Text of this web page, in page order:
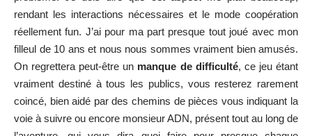
rendant les interactions nécessaires et le mode coopération
réellement fun. J’ai pour ma part presque tout joué avec mon
filleul de 10 ans et nous nous sommes vraiment bien amusés.
On regrettera peut-être un manque de difficulté, ce jeu étant
vraiment destiné à tous les publics, vous resterez rarement
coincé, bien aidé par des chemins de pièces vous indiquant la
voie à suivre ou encore monsieur ADN, présent tout au long de